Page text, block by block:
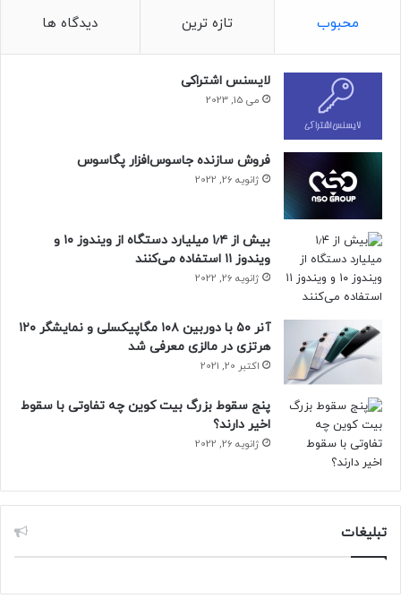
مقاله‌های مرتبط:
تحول مهمی در صنعت پردازش بود. این فناوری، گرافیک‌ها را به
ابزار کارآمدی برای انجام محاسبات موازی تبدیل کرد و به
استانداردی برای کاربردهای علمی و صنعتی تبدیل شد. اهمیت
فناوری مذکور همچنان در دنیای پردازش‌های سنگین و هوش
مصنوعی به چشم می‌خورد.
انویدیا با اهدای کارت‌های گرافیک کلاسیک مزین به امضای
جنسن هوانگ، ضمن یادآوری دستاوردهای گذشته‌اش، علاقه‌مندان
فناوری را به سفری تاریخی در مسیر پیشرفت کارت‌های گرافیک
دعوت کرده است.
سیلیکون‌کربن بروند
محبوب تازه ترین دیدگاه ها
لایسنس اشتراکی
می 15, 2023
فروش سازنده جاسوس‌افزار پگاسوس
ژانویه 26, 2022
بیش از ۱٫۴ میلیارد دستگاه از ویندوز ۱۰ و
ویندوز ۱۱ استفاده می‌کنند
ژانویه 26, 2022
آنر ۵۰ با دوربین ۱۰۸ مگاپیکسلی و نمایشگر ۱۲۰
هرتزی در مالزی معرفی شد
اکتبر 20, 2021
پنج سقوط بزرگ بیت کوین چه تفاوتی با سقوط
اخیر دارند؟
ژانویه 26, 2022
تبلیغات